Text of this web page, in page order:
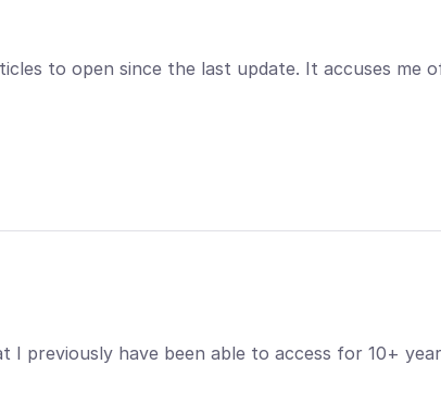
to open since the last update. It accuses me
previously have been able to access for 10+